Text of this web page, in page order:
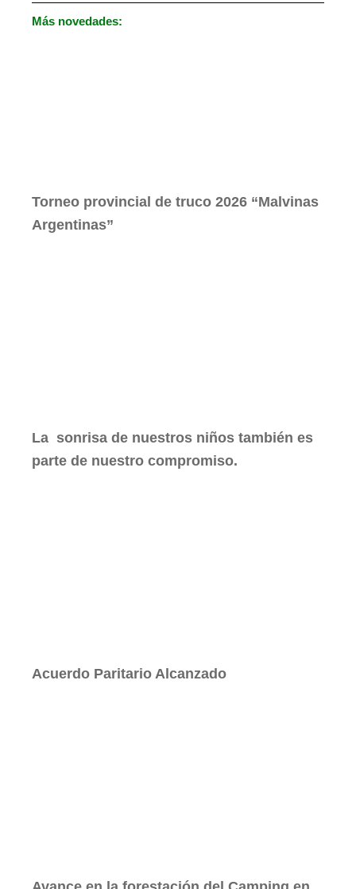
Más novedades:
Torneo provincial de truco 2026 “Malvinas
Argentinas”
La sonrisa de nuestros niños también es
parte de nuestro compromiso.
Acuerdo Paritario Alcanzado